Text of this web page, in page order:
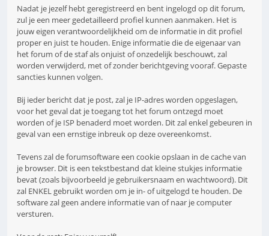
Nadat je jezelf hebt geregistreerd en bent ingelogd op dit forum,
zul je een meer gedetailleerd profiel kunnen aanmaken. Het is
jouw eigen verantwoordelijkheid om de informatie in dit profiel
proper en juist te houden. Enige informatie die de eigenaar van
het forum of de staf als onjuist of onzedelijk beschouwt, zal
worden verwijderd, met of zonder berichtgeving vooraf. Gepaste
sancties kunnen volgen.
Bij ieder bericht dat je post, zal je IP-adres worden opgeslagen,
voor het geval dat je toegang tot het forum ontzegd moet
worden of je ISP benaderd moet worden. Dit zal enkel gebeuren in
geval van een ernstige inbreuk op deze overeenkomst.
Tevens zal de forumsoftware een cookie opslaan in de cache van
je browser. Dit is een tekstbestand dat kleine stukjes informatie
bevat (zoals bijvoorbeeld je gebruikersnaam en wachtwoord). Dit
zal ENKEL gebruikt worden om je in- of uitgelogd te houden. De
software zal geen andere informatie van of naar je computer
versturen.